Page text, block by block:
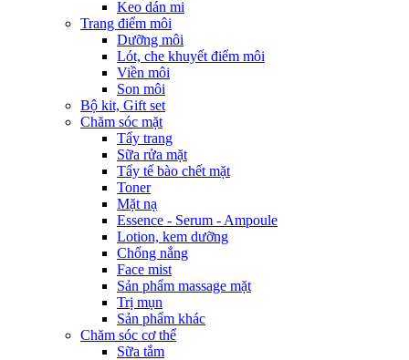
Keo dán mi
Trang điểm môi
Dưỡng môi
Lót, che khuyết điểm môi
Viền môi
Son môi
Bộ kit, Gift set
Chăm sóc mặt
Tẩy trang
Sữa rửa mặt
Tẩy tế bào chết mặt
Toner
Mặt nạ
Essence - Serum - Ampoule
Lotion, kem dưỡng
Chống nắng
Face mist
Sản phẩm massage mặt
Trị mụn
Sản phẩm khác
Chăm sóc cơ thể
Sữa tắm